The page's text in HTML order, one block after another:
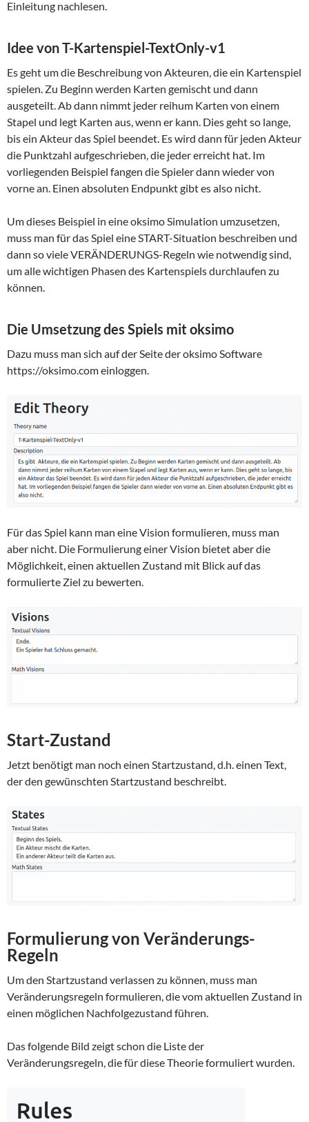
Einleitung nachlesen.
Idee von T-Kartenspiel-TextOnly-v1
Es geht um die Beschreibung von Akteuren, die ein Kartenspiel
spielen. Zu Beginn werden Karten gemischt und dann
ausgeteilt. Ab dann nimmt jeder reihum Karten von einem
Stapel und legt Karten aus, wenn er kann. Dies geht so lange,
bis ein Akteur das Spiel beendet. Es wird dann für jeden Akteur
die Punktzahl aufgeschrieben, die jeder erreicht hat. Im
vorliegenden Beispiel fangen die Spieler dann wieder von
vorne an. Einen absoluten Endpunkt gibt es also nicht.
Um dieses Beispiel in eine oksimo Simulation umzusetzen,
muss man für das Spiel eine START-Situation beschreiben und
dann so viele VERÄNDERUNGS-Regeln wie notwendig sind,
um alle wichtigen Phasen des Kartenspiels durchlaufen zu
können.
Die Umsetzung des Spiels mit oksimo
Dazu muss man sich auf der Seite der oksimo Software
https://oksimo.com einloggen.
Für das Spiel kann man eine Vision formulieren, muss man
aber nicht. Die Formulierung einer Vision bietet aber die
Möglichkeit, einen aktuellen Zustand mit Blick auf das
formulierte Ziel zu bewerten.
Start-Zustand
Jetzt benötigt man noch einen Startzustand, d.h. einen Text,
der den gewünschten Startzustand beschreibt.
Formulierung von Veränderungs-
Regeln
Um den Startzustand verlassen zu können, muss man
Veränderungsregeln formulieren, die vom aktuellen Zustand in
einen möglichen Nachfolgezustand führen.
Das folgende Bild zeigt schon die Liste der
Veränderungsregeln, die für diese Theorie formuliert wurden.